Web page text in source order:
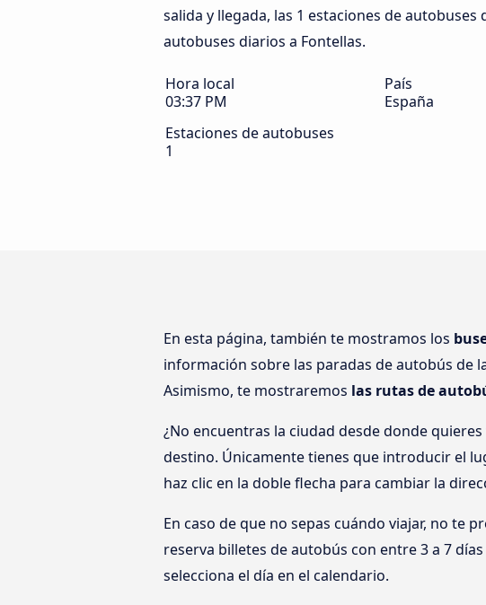
salida y llegada, las 1 estaciones de
autobuses diarios a Fontellas.
Hora local
03:37 PM
País
España
Estaciones de autobuses
1
En esta página, también te mostramos los
información sobre las paradas de autobús de
Asimismo, te mostraremos las rutas de
¿No encuentras la ciudad desde donde
destino. Únicamente tienes que introducir el
haz clic en la doble flecha para cambiar la
En caso de que no sepas cuándo viajar, no te
reserva billetes de autobús con entre 3 a 7
selecciona el día en el calendario.